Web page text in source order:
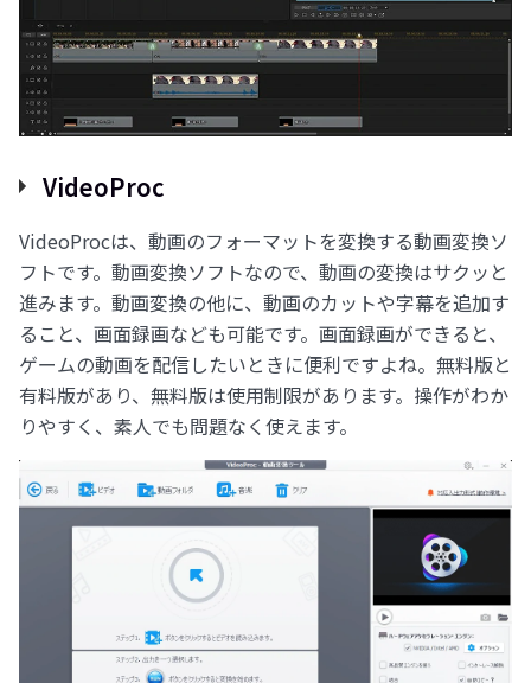
VideoProc
VideoProcは、動画のフォーマットを変換する動画変換ソ
フトです。動画変換ソフトなので、動画の変換はサクッと
進みます。動画変換の他に、動画のカットや字幕を追加す
ること、画面録画なども可能です。画面録画ができると、
ゲームの動画を配信したいときに便利ですよね。無料版と
有料版があり、無料版は使用制限があります。操作がわか
りやすく、素人でも問題なく使えます。